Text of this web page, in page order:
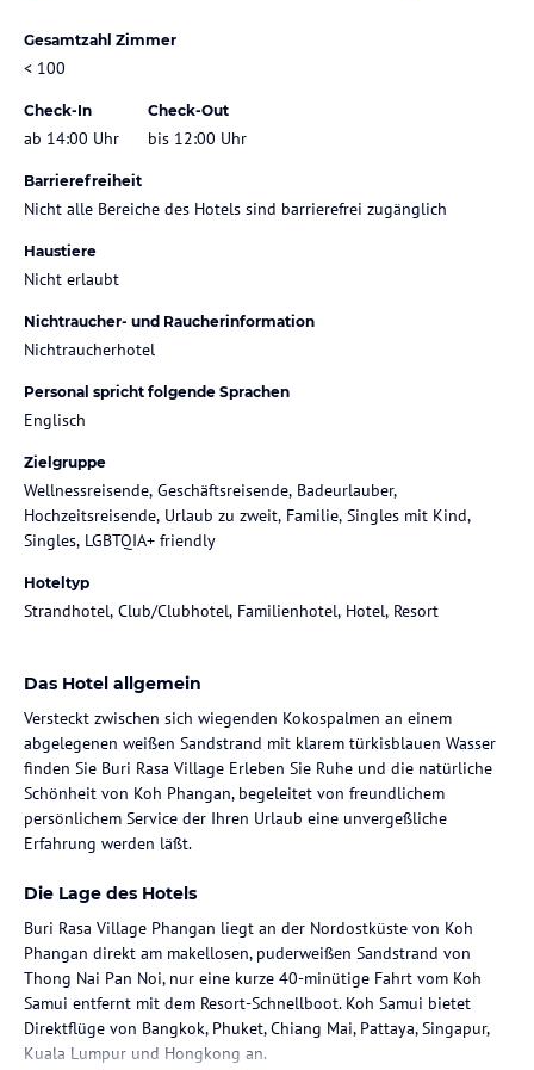
Gesamtzahl Zimmer
< 100
Check-In
ab 14:00 Uhr
Check-Out
bis 12:00 Uhr
Barrierefreiheit
Nicht alle Bereiche des Hotels sind barrierefrei zugänglich
Haustiere
Nicht erlaubt
Nichtraucher- und Raucherinformation
Nichtraucherhotel
Personal spricht folgende Sprachen
Englisch
Zielgruppe
Wellnessreisende, Geschäftsreisende, Badeurlauber,
Hochzeitsreisende, Urlaub zu zweit, Familie, Singles mit Kind,
Singles, LGBTQIA+ friendly
Hoteltyp
Strandhotel, Club/Clubhotel, Familienhotel, Hotel, Resort
Das Hotel allgemein
Versteckt zwischen sich wiegenden Kokospalmen an einem
abgelegenen weißen Sandstrand mit klarem türkisblauen Wasser
finden Sie Buri Rasa Village Erleben Sie Ruhe und die natürliche
Schönheit von Koh Phangan, begeleitet von freundlichem
persönlichem Service der Ihren Urlaub eine unvergeßliche
Erfahrung werden läßt.
Die Lage des Hotels
Buri Rasa Village Phangan liegt an der Nordostküste von Koh
Phangan direkt am makellosen, puderweißen Sandstrand von
Thong Nai Pan Noi, nur eine kurze 40-minütige Fahrt vom Koh
Samui entfernt mit dem Resort-Schnellboot. Koh Samui bietet
Direktflüge von Bangkok, Phuket, Chiang Mai, Pattaya, Singapur,
Kuala Lumpur und Hongkong an.